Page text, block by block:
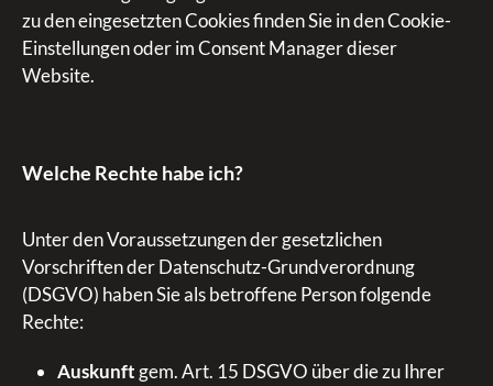
zu den eingesetzten Cookies finden Sie in den Cookie-
Einstellungen oder im Consent Manager dieser
Website.
Welche Rechte habe ich?
Unter den Voraussetzungen der gesetzlichen
Vorschriften der Datenschutz-Grundverordnung
(DSGVO) haben Sie als betroffene Person folgende
Rechte:
Auskunft gem. Art. 15 DSGVO über die zu Ihrer